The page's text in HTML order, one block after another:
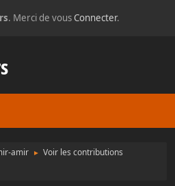
. Merci de vousConnecter.
amir ► Voir les contributions